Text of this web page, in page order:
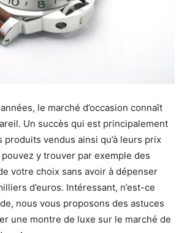
le marché d’occasion connaît
Un succès qui est principalement
produits vendus ainsi qu’à leurs prix
y trouver par exemple des
votre choix sans avoir à dépenser
d’euros. Intéressant, n’est-ce
nous vous proposons des astuces
une montre de luxe sur le marché de